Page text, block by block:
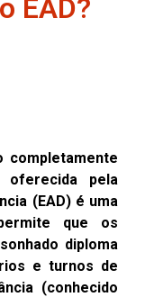
EAD?
completamente
oferecida pela
(EAD) é uma
que os
diploma
e turnos de
(conhecido